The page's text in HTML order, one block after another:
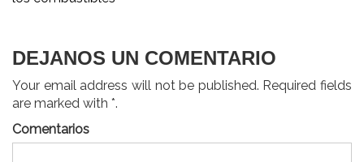
DEJANOS UN COMENTARIO
Your email address will not be published. Required fields
are marked with *.
Comentarios